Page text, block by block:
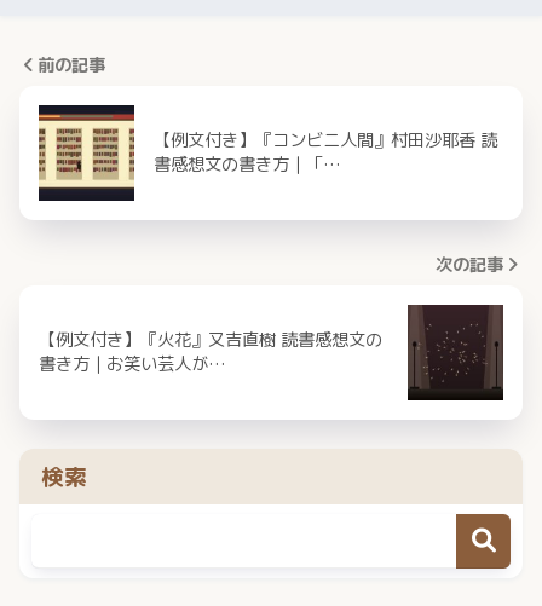
前の記事
【例文付き】『コンビニ人間』村田沙耶香 読
書感想文の書き方｜「…
次の記事
【例文付き】『火花』又吉直樹 読書感想文の
書き方｜お笑い芸人が…
検索